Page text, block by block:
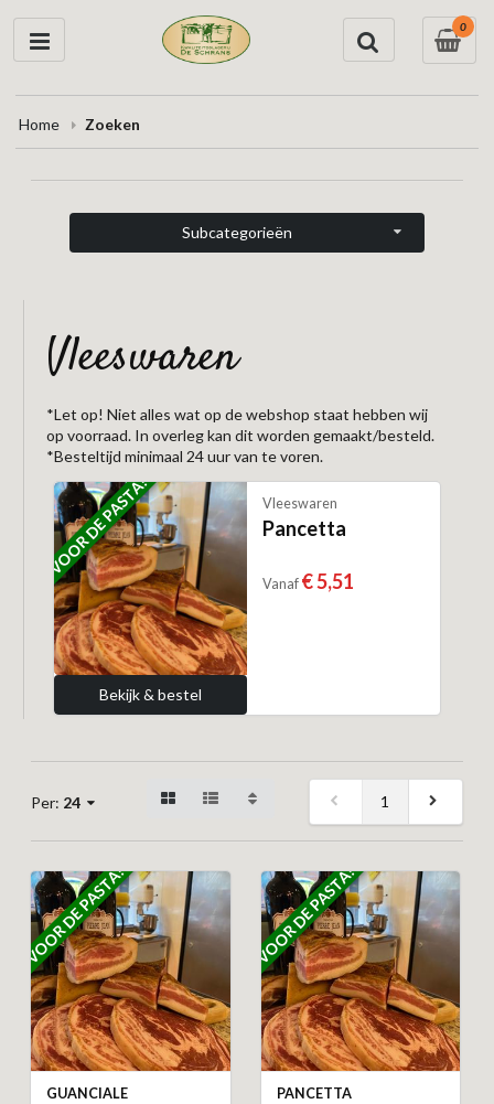
0
Home Zoeken
Subcategorieën
vleeswaren
*Let op! Niet alles wat op de webshop staat hebben wij
op voorraad. In overleg kan dit worden gemaakt/besteld.
*Besteltijd minimaal 24 uur van te voren.
VOOR DE PASTA!
Bekijk & bestel
Vleeswaren
Pancetta
Vanaf € 5,51
Per: 24 1
VOOR DE PASTA!
GUANCIALE
VOOR DE PASTA!
PANCETTA